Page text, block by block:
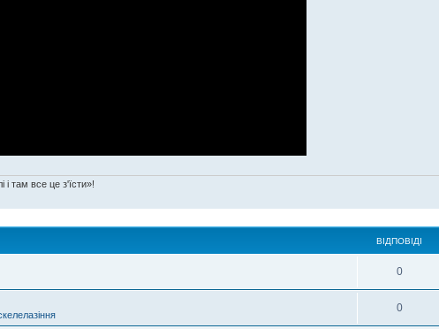
там все це з'їсти»!
ВІДПОВІДІ
0
0